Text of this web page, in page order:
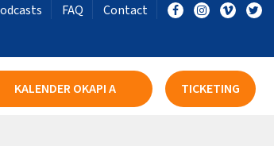
SKT IEPER DSE A
FAQ Contact
KALENDER OKAPI A TICKETING